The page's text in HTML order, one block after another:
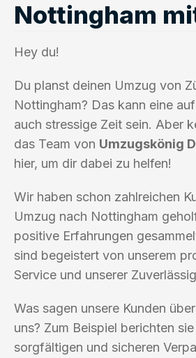
Nottingham
Hey du!
Du planst deinen Umzug von
Nottingham? Das kann eine
auch stressige Zeit sein. Aber
das Team von Umzugskönig
hier, um dir dabei zu helfen!
Wir haben schon zahlreichen
Umzug nach Nottingham
positive Erfahrungen
sind begeistert von unserem
Service und unserer
Was sagen unsere Kunden
uns? Zum Beispiel berichten
sorgfältigen und sicheren